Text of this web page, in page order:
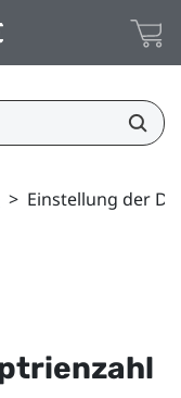
> Einstellung der